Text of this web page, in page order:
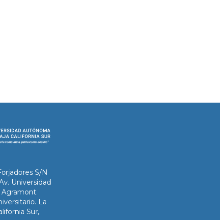
S/N
Universidad
Agramont
La
Sur,